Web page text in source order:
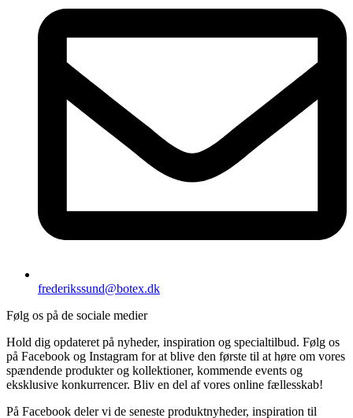
frederikssund@botex.dk
Følg os på de sociale medier
Hold dig opdateret på nyheder, inspiration og specialtilbud. Følg os
på Facebook og Instagram for at blive den første til at høre om vores
spændende produkter og kollektioner, kommende events og
eksklusive konkurrencer. Bliv en del af vores online fællesskab!
På Facebook deler vi de seneste produktnyheder, inspiration til